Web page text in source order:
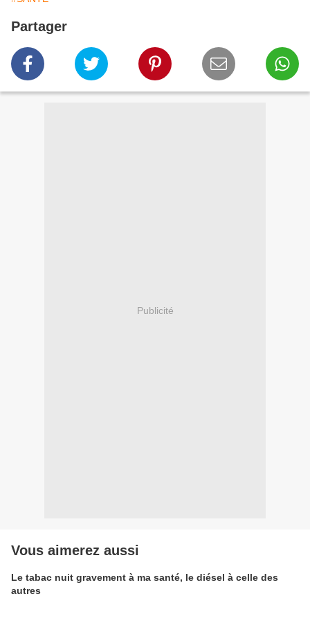
Partager
Publicité
Vous aimerez aussi
Le tabac nuit gravement à ma santé, le diésel à celle des
autres